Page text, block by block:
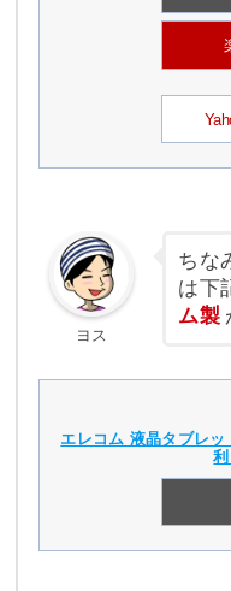
ヨス
ちな
は下
ム製
エレコム 液晶タブレ